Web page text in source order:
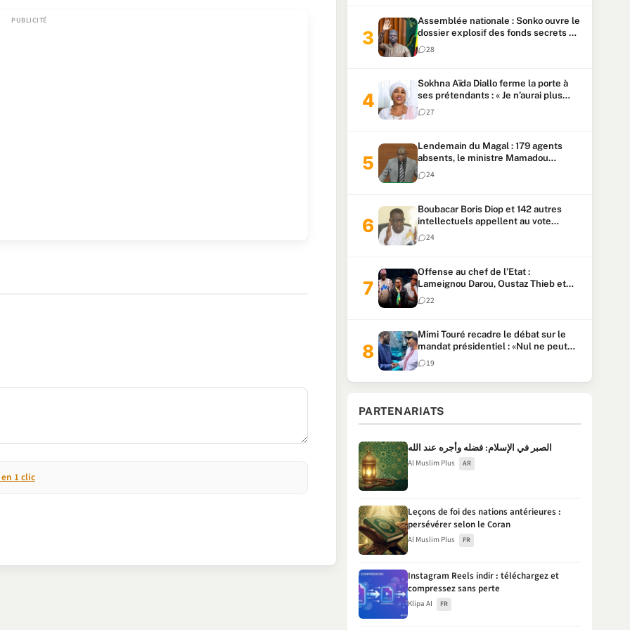
1 clic
Assemblée nationale : Sonko ouvre le
dossier explosif des fonds secrets et
du patrimoine présidentiel
28
Sokhna Aïda Diallo ferme la porte à
ses prétendants : « Je n’aurai plus
jamais un autre mari »
27
Lendemain du Magal : 179 agents
absents, le ministre Mamadou
Lamine Dianté exige des explications
24
Boubacar Boris Diop et 142 autres
intellectuels appellent au vote
urgent de la révision
constitutionnelle
24
Offense au chef de l’Etat :
Lameignou Darou, Oustaz Thieb et
Ndiaye Touba lourdement
condamnés
22
Mimi Touré recadre le débat sur le
mandat présidentiel : «Nul ne peut
faire plus de deux mandats
consécutifs de 5 ans»
19
PARTENARIATS
الصبر في الإسلام: فضله وأجره عند الله
Al Muslim Plus AR
Leçons de foi des nations antérieures :
persévérer selon le Coran
Al Muslim Plus FR
Instagram Reels indir : téléchargez et
compressez sans perte
Klipa AI FR